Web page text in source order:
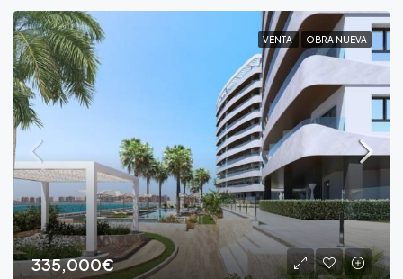
VENTA OBRA NUEVA
335,000€